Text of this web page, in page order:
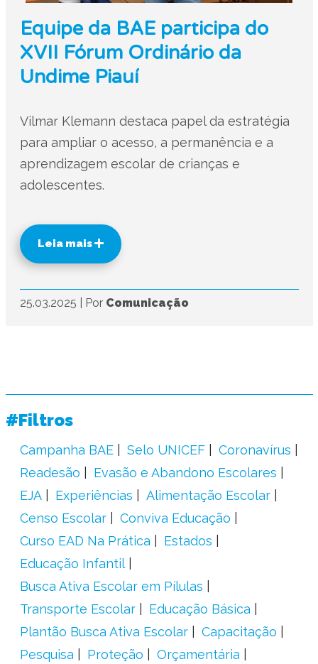
Equipe da BAE participa do
XVII Fórum Ordinário da
Undime Piauí
Vilmar Klemann destaca papel da estratégia
para ampliar o acesso, a permanência e a
aprendizagem escolar de crianças e
adolescentes.
Leia mais
25.03.2025 Por Comunicação
#Filtros
Campanha BAE Selo UNICEF
Coronavírus
Readesão
Evasão e Abandono Escolares
EJA
Experiências
Alimentação Escolar
Censo Escolar
Conviva Educação
Curso EAD Na Prática
Estados
Educação Infantil
Busca Ativa Escolar em Pílulas
Transporte Escolar
Educação Básica
Plantão Busca Ativa Escolar
Capacitação
Pesquisa
Proteção
Orçamentária